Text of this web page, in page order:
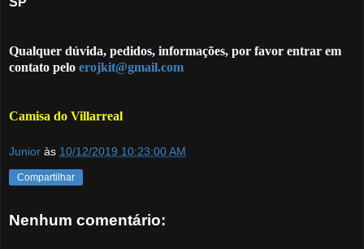
Qualquer dúvida, pedidos, informações, por favor entrar em
contato pelo erojkit@gmail.com
Camisa do Villarreal
Junior às 10/12/2019 10:23:00 AM
Compartilhar
Nenhum comentário: